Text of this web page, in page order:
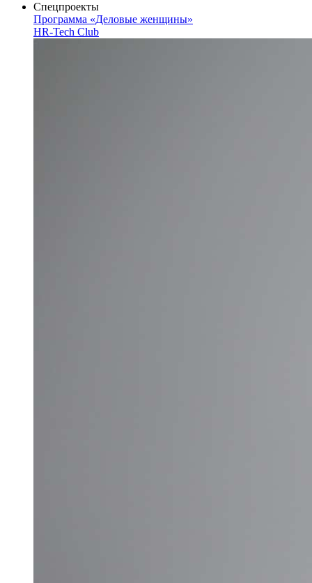
Спецпроекты
Программа «Деловые женщины»
HR-Tech Club